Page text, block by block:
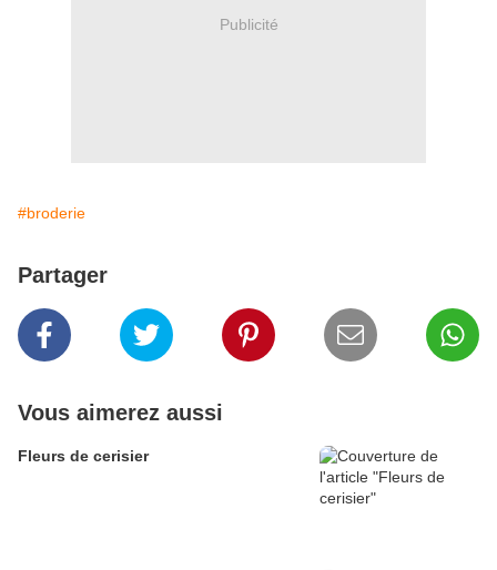
Publicité
#broderie
Partager
Vous aimerez aussi
Fleurs de cerisier